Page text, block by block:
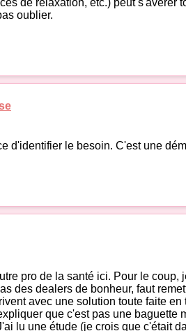
de relaxation, etc.) peut
oublier.
d'identifier le besoin. C'est une
pro de la santé ici. Pour le
des dealers de bonheur, faut
avec une solution toute faite
que c'est pas une
lu une étude (je crois que c'était